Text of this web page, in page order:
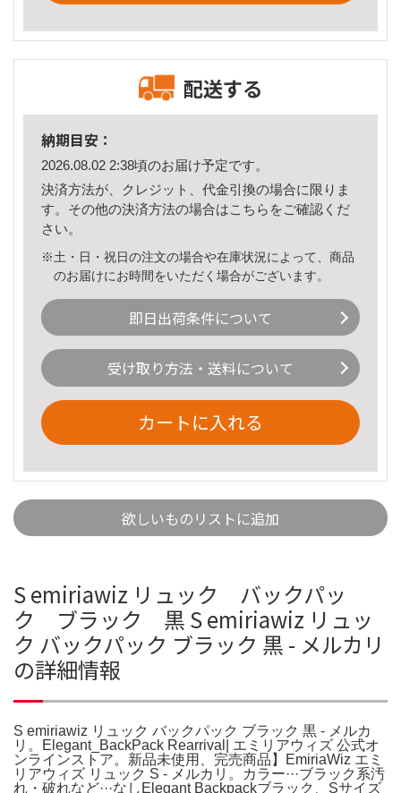
配送する
納期目安：
2026.08.02 2:38頃のお届け予定です。
決済方法が、クレジット、代金引換の場合に限りま
す。その他の決済方法の場合はこちら をご確認くだ
さい。
※土・日・祝日の注文の場合や在庫状況によって、商品
のお届けにお時間をいただく場合がございます。
即日出荷条件について
受け取り方法・送料について
カートに入れる
欲しいものリストに追加
S emiriawiz リュック バックパッ
ク ブラック 黒 S emiriawiz リュッ
ク バックパック ブラック 黒 - メルカリ
の詳細情報
S emiriawiz リュック バックパック ブラック 黒 - メルカ
リ。Elegant_BackPack Rearrival| エミリアウィズ 公式オ
ンラインストア。新品未使用、完売商品】EmiriaWiz エミ
リアウィズ リュック S - メルカリ。カラー···ブラック系汚
れ・破れなど···なしElegant Backpackブラック、Sサイズ